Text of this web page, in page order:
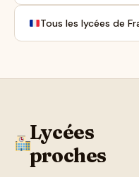
Tous les lycées de
Lycées
proches